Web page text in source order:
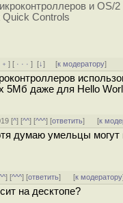
и OS/2
Controls
] [ · · ·][↓] [к модератору]
5Мб даже для Hello
[^] [^^] [^^^] [ответить] [к
думаю умельцы
] [^^^] [ответить] [к модератору
на десктопе?